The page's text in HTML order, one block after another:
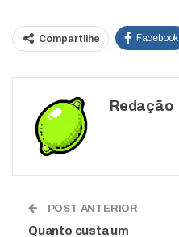
Compartilhe Facebook
Redação
POST ANTERIOR
Quanto custa um